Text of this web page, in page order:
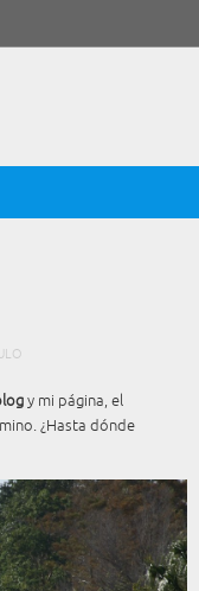
y mi página, el
¿Hasta dónde